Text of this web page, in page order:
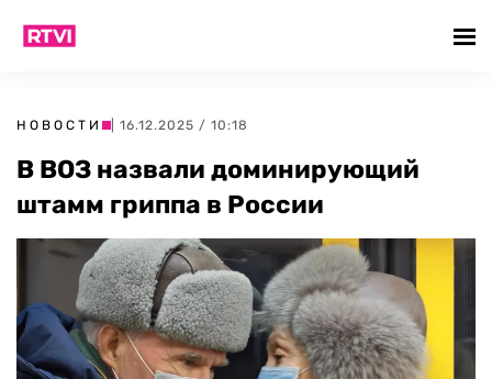
НОВОСТИ | 16.12.2025 / 10:18
В ВОЗ назвали доминирующий
штамм гриппа в России